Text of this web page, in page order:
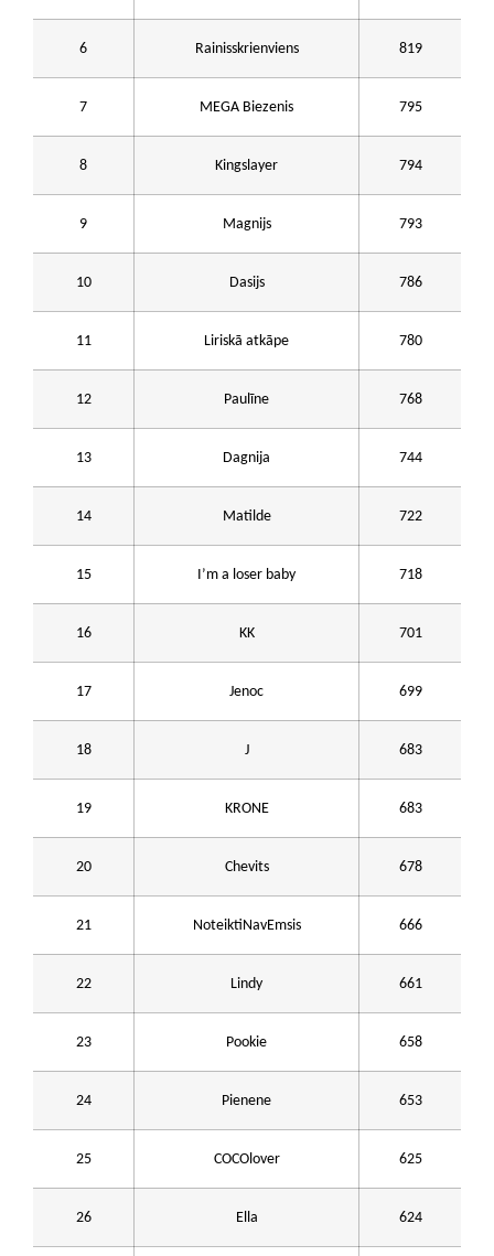
6 Rainisskrienviens 819
7 MEGA Biezenis 795
8 Kingslayer 794
9 Magnijs 793
10 Dasijs 786
11 Liriskā atkāpe 780
12 Paulīne 768
13 Dagnija 744
14 Matilde 722
15 I’m a loser baby 718
16 KK 701
17 Jenoc 699
18 J 683
19 KRONE 683
20 Chevits 678
21 NoteiktiNavEmsis 666
22 Lindy 661
23 Pookie 658
24 Pienene 653
25 COCOlover 625
26 Ella 624